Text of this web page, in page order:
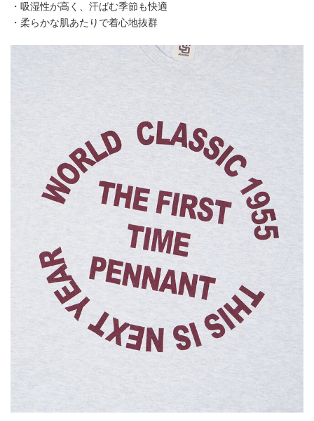
・吸湿性が高く、汗ばむ季節も快適
・柔らかな肌あたりで着心地抜群